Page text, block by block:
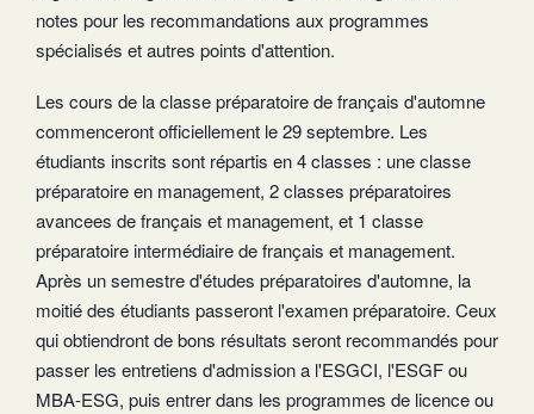
notes pour les recommandations aux programmes
spécialisés et autres points d'attention.
Les cours de la classe préparatoire de français d'automne
commenceront officiellement le 29 septembre. Les
étudiants inscrits sont répartis en 4 classes : une classe
préparatoire en management, 2 classes préparatoires
avancees de français et management, et 1 classe
préparatoire intermédiaire de français et management.
Après un semestre d'études préparatoires d'automne, la
moitié des étudiants passeront l'examen préparatoire. Ceux
qui obtiendront de bons résultats seront recommandés pour
passer les entretiens d'admission a l'ESGCI, l'ESGF ou
MBA-ESG, puis entrer dans les programmes de licence ou